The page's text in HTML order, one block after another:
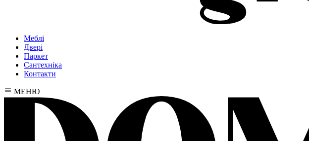
Меблі
Двері
Паркет
Сантехніка
Контакти
МЕНЮ